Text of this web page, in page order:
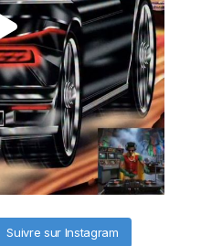
Suivre sur Instagram